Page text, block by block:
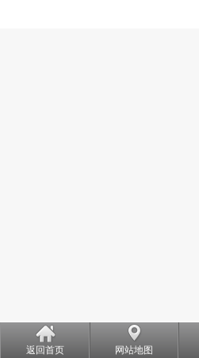
返回首页 网站地图